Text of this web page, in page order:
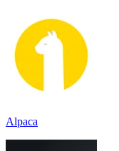
Alpaca